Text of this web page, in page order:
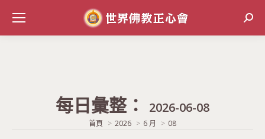
每日彙整： 2026-06-08
當前位置:
首頁 2026 6 月 08